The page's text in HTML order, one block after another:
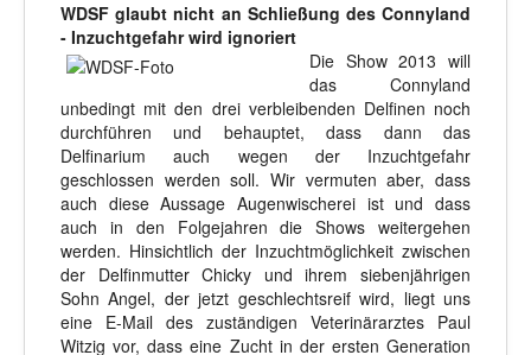
WDSF glaubt nicht an Schließung des Connyland
- Inzuchtgefahr wird ignoriert
Die Show 2013 will
das Connyland
unbedingt mit den drei verbleibenden Delfinen noch
durchführen und behauptet, dass dann das
Delfinarium auch wegen der Inzuchtgefahr
geschlossen werden soll. Wir vermuten aber, dass
auch diese Aussage Augenwischerei ist und dass
auch in den Folgejahren die Shows weitergehen
werden. Hinsichtlich der Inzuchtmöglichkeit zwischen
der Delfinmutter Chicky und ihrem siebenjährigen
Sohn Angel, der jetzt geschlechtsreif wird, liegt uns
eine E-Mail des zuständigen Veterinärarztes Paul
Witzig vor, dass eine Zucht in der ersten Generation